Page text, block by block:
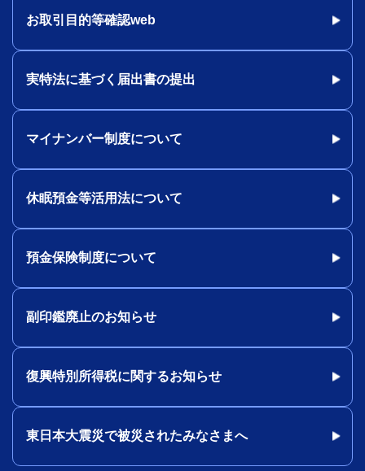
お取引目的等確認web
実特法に基づく届出書の提出
マイナンバー制度について
休眠預金等活用法について
預金保険制度について
副印鑑廃止のお知らせ
復興特別所得税に関するお知らせ
東日本大震災で被災されたみなさまへ